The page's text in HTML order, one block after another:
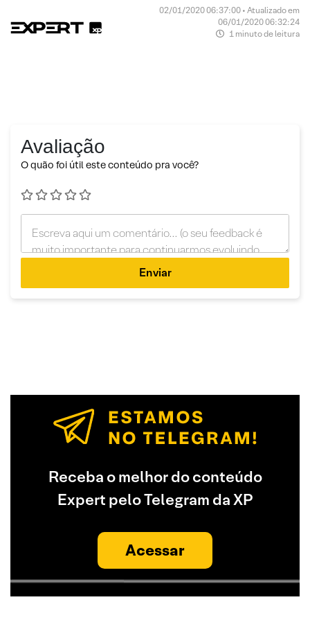
02/01/2020 06:37:00 • Atualizado em
06/01/2020 06:32:24
1 minuto de leitura
Avaliação
O quão foi útil este conteúdo pra você?
Enviar
Receba o melhor do conteúdo
Expert pelo Telegram da XP
Acessar